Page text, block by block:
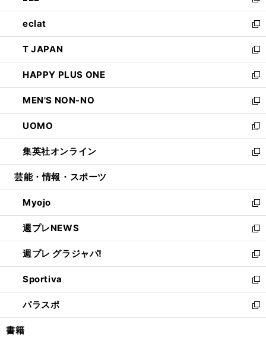
開
く
ウ
で
開
く
ン
ド
ウ
で
開
く
ウ
ィ
ン
ド
ウ
で
開
く
し
い
ウ
ィ
ン
ド
ウ
で
開
く
eclat
新
し
い
ウ
ィ
ン
ド
ウ
で
開
く
T JAPAN
新
し
い
ウ
ィ
ン
ド
ウ
で
開
HAPPY PLUS ONE
新
し
い
ウ
ィ
ン
ド
ウ
開
く
MEN'S NON-NO
新
し
い
ウ
ィ
ン
ウ
で
開
く
UOMO
新
し
い
ウ
ン
ド
ウ
で
開
く
集英社オンライン
新
し
ウ
ィ
ン
ド
ウ
で
開
く
芸能・情報・スポーツ
Myojo
新
し
い
ウ
ィ
ン
ド
ウ
で
開
週プレNEWS
新
し
い
ウ
ィ
ン
ド
ウ
週プレ グラジャパ!
新
し
い
ウ
ィ
ン
Sportiva
新
し
い
ウ
パラスポ
新
し
書籍